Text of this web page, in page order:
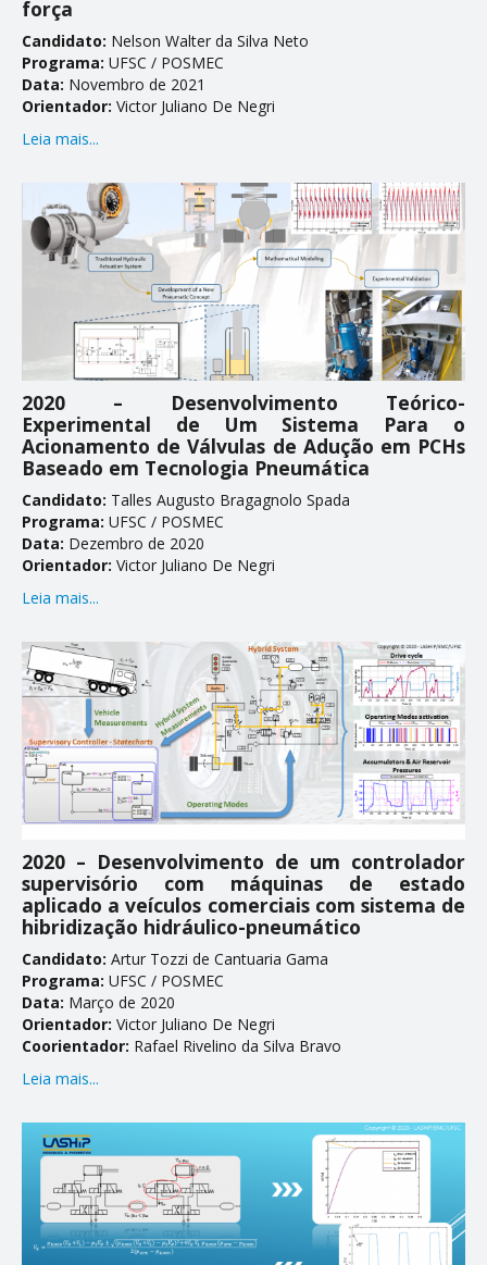
força
Candidato: Nelson Walter da Silva Neto
Programa: UFSC / POSMEC
Data: Novembro de 2021
Orientador: Victor Juliano De Negri
Leia mais...
2020 – Desenvolvimento Teórico-
Experimental de Um Sistema Para o
Acionamento de Válvulas de Adução em PCHs
Baseado em Tecnologia Pneumática
Candidato: Talles Augusto Bragagnolo Spada
Programa: UFSC / POSMEC
Data: Dezembro de 2020
Orientador: Victor Juliano De Negri
Leia mais...
2020 – Desenvolvimento de um controlador
supervisório com máquinas de estado
aplicado a veículos comerciais com sistema de
hibridização hidráulico-pneumático
Candidato: Artur Tozzi de Cantuaria Gama
Programa: UFSC / POSMEC
Data: Março de 2020
Orientador: Victor Juliano De Negri
Coorientador: Rafael Rivelino da Silva Bravo
Leia mais...